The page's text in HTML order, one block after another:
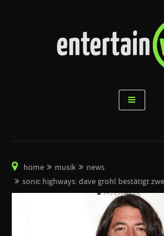
home musik
news
sonic highways: dave grohl bestätigt